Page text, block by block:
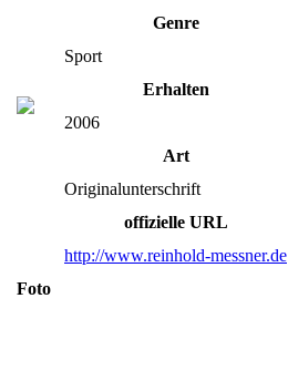
Genre
Sport
Erhalten
2006
Art
Originalunterschrift
offizielle URL
http://www.reinhold-messner.de
Foto